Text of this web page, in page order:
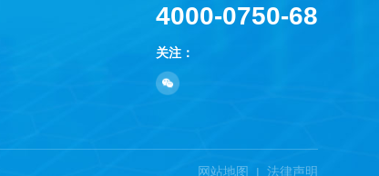
4000-0750-68
关注：
网站地图 | 法律声明